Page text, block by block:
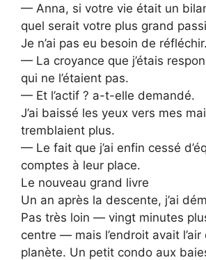
— Anna, si votre vie était un
quel serait votre plus grand
Je n’ai pas eu besoin de réfléchir.
— La croyance que j’étais
qui ne l’étaient pas.
— Et l’actif ? a-t-elle demandé.
J’ai baissé les yeux vers mes
tremblaient plus.
— Le fait que j’ai enfin cessé
comptes à leur place.
Le nouveau grand livre
Un an après la descente, j’ai
Pas très loin — vingt minutes
centre — mais l’endroit avait l’air
planète. Un petit condo aux